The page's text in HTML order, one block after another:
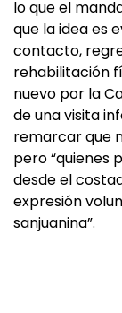
lo que el
que la idea es
contacto,
rehabilitación
nuevo por la
de una visita
remarcar que
pero “quienes
desde el
expresión
sanjuanina”.